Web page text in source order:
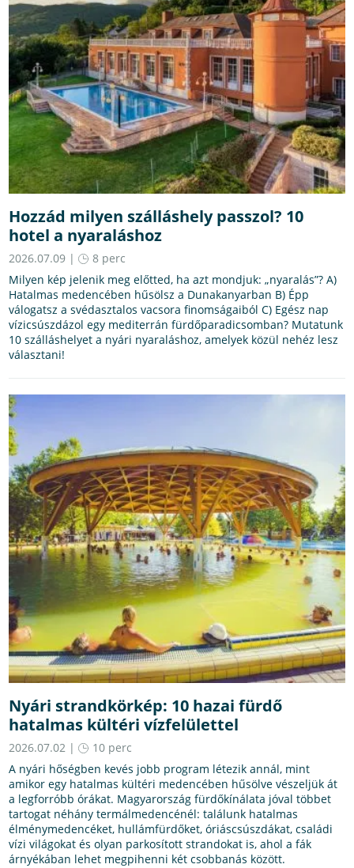
Hozzád milyen szálláshely passzol? 10
hotel a nyaraláshoz
2026.07.09 |
8 perc
Milyen kép jelenik meg előtted, ha azt mondjuk: „nyaralás”? A)
Hatalmas medencében hűsölsz a Dunakanyarban B) Épp
válogatsz a svédasztalos vacsora finomságaiból C) Egész nap
vízicsúszdázol egy mediterrán fürdőparadicsomban? Mutatunk
10 szálláshelyet a nyári nyaraláshoz, amelyek közül nehéz lesz
választani!
Nyári strandkörkép: 10 hazai fürdő
hatalmas kültéri vízfelülettel
2026.07.02 |
10 perc
A nyári hőségben kevés jobb program létezik annál, mint
amikor egy hatalmas kültéri medencében hűsölve vészeljük át
a legforróbb órákat. Magyarország fürdőkínálata jóval többet
tartogat néhány termálmedencénél: találunk hatalmas
élménymedencéket, hullámfürdőket, óriáscsúszdákat, családi
vízi világokat és olyan parkosított strandokat is, ahol a fák
árnyékában lehet megpihenni két csobbanás között.